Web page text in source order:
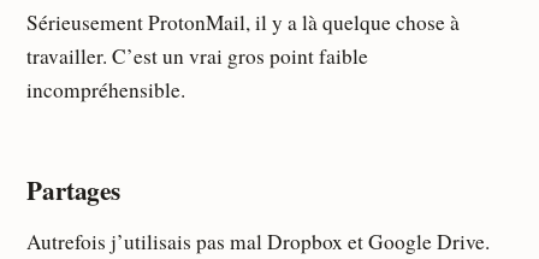
Sérieusement ProtonMail, il y a là quelque chose à
travailler. C’est un vrai gros point faible
incompréhensible.
Partages
Autrefois j’utilisais pas mal Dropbox et Google Drive.